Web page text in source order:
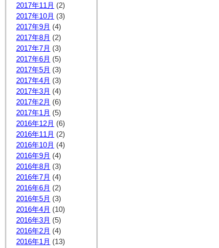
2017年11月 (2)
2017年10月 (3)
2017年9月 (4)
2017年8月 (2)
2017年7月 (3)
2017年6月 (5)
2017年5月 (3)
2017年4月 (3)
2017年3月 (4)
2017年2月 (6)
2017年1月 (5)
2016年12月 (6)
2016年11月 (2)
2016年10月 (4)
2016年9月 (4)
2016年8月 (3)
2016年7月 (4)
2016年6月 (2)
2016年5月 (3)
2016年4月 (10)
2016年3月 (5)
2016年2月 (4)
2016年1月 (13)